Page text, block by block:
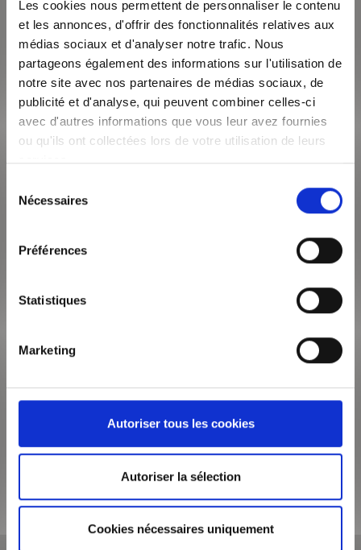
Les cookies nous permettent de personnaliser le contenu
et les annonces, d'offrir des fonctionnalités relatives aux
médias sociaux et d'analyser notre trafic. Nous
partageons également des informations sur l'utilisation de
notre site avec nos partenaires de médias sociaux, de
publicité et d'analyse, qui peuvent combiner celles-ci
avec d'autres informations que vous leur avez fournies
ou qu'ils ont collectées lors de votre utilisation de leurs
services.
Nécessaires
Préférences
Statistiques
Marketing
Autoriser tous les cookies
Autoriser la sélection
Cookies nécessaires uniquement
Villeurbanne 69100
Surface de 74 m²
Appartement 4 pièces
349 000 €
A la recherche d'un appartement récent et entièrement
climatisé, lumineux et sans travaux ? Découvrez ce T4 de 74,55
Lyon 69110
Appartement 2 pièces